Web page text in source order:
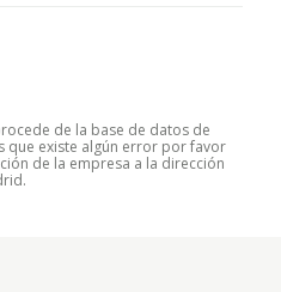
de la base de datos de
que existe algún error por favor
de la empresa a la dirección